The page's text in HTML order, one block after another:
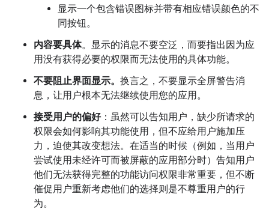
显示一个包含错误图标并带有相应错误颜色的不
同按钮。
内容要具体。显示的消息不要空泛，而要指出因为应
用没有获得必要的权限而无法使用的具体功能。
不要阻止界面显示。 换言之，不要显示全屏警告消
息，让用户根本无法继续使用您的应用。
接受用户的偏好：虽然可以告知用户，缺少所请求的
权限会如何影响其功能使用，但不应给用户施加压
力，迫使其改变想法。在适当的时候（例如，当用户
尝试使用未经许可而被屏蔽的应用部分时）告知用户
他们无法获得完整的功能访问权限非常重要，但不断
催促用户重新考虑他们的选择则是不尊重用户的行
为。